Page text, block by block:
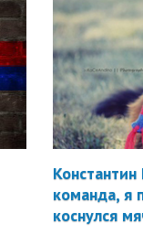
Константин
команда, я
коснулся